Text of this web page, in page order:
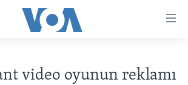
video oyunun reklamı